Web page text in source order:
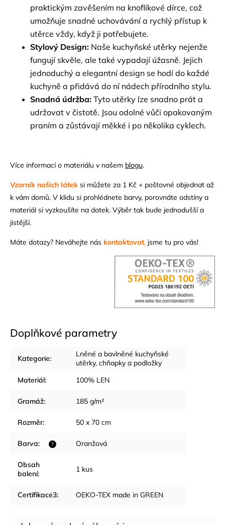
praktickým zavěšením na knoflíkové dírce, což
umožňuje snadné uchovávání a rychlý přístup k
utěrce vždy, když ji potřebujete.
Stylový Design: Naše kuchyňské utěrky nejenže
fungují skvěle, ale také vypadají úžasně. Jejich
jednoduchý a elegantní design se hodí do každé
kuchyně a přidává do ní nádech přírodního stylu.
Snadná údržba: Tyto utěrky lze snadno prát a
udržovat v čistotě. Jsou odolné vůči opakovaným
praním a zůstávají měkké i po několika cyklech.
Více informací o materiálu v našem blogu.
Vzorník našich látek si můžete za 1 Kč + poštovné objednat až
k vám domů. V klidu si prohlédnete barvy, porovnáte odstíny a
materiál si vyzkoušíte na dotek. Výběr tak bude jednodušší a
jistější.
Máte dotazy? Neváhejte nás kontaktovat, jsme tu pro vás!
Doplňkové parametry
Kategorie:
Lněné a bavlněné kuchyňské
utěrky, chňapky a podložky
Materiál: 100% LEN
Gramáž: 185 g/m²
Rozměr: 50 x 70 cm
?
Barva: Oranžová
Obsah
balení: 1 kus
Certifikace3: OEKO-TEX made in GREEN